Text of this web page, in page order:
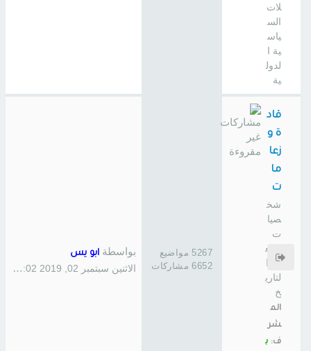
لات
الس
ياس
ية ا
لدول
ية
قاد
ة و
زعا
ما
ت
شخ
صيا
ت
صنع
ت ا
لتاري
خ
الم
شر
ف: ب
5267 مواضيع
6652 مشاركات
بواسطة ابو يس
الاثنين سبتمبر 02, 2019 1:02 pm